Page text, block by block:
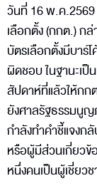
วันที่ 16 พ.ค.2569
เลือกตั้ง (กกต.) ก
บัตรเลือกตั้งมีบาร์
ผิดชอบ ในฐานะเ
สัปดาห์ที่แล้วให้กก
ยังศาลรัฐธรรมนูญ
กำลังทำคำชี้แจงก
หรือผู้มีส่วนเกี่ยว
หนึ่งคนเป็นผู้เชี่ยว